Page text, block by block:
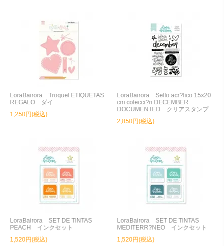
LoraBairora Troquel ETIQUETAS
REGALO ダイ
1,250円(税込)
LoraBairora Sello acr?lico 15x20
cm colecci?n DECEMBER
DOCUMENTED クリアスタンプ
2,850円(税込)
LoraBairora SET DE TINTAS
PEACH インクセット
1,520円(税込)
LoraBairora SET DE TINTAS
MEDITERR?NEO インクセット
1,520円(税込)